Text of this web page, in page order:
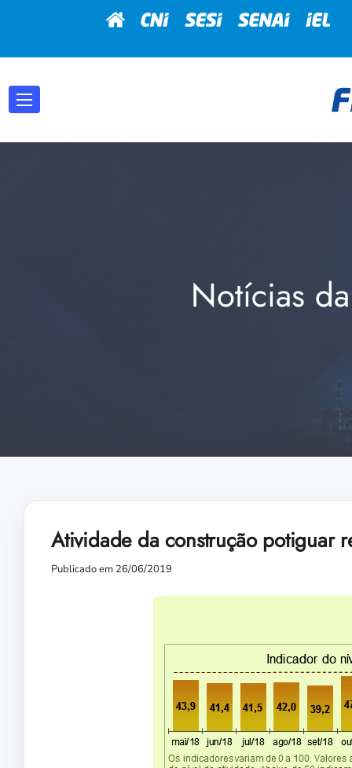
Notícias
Atividade da construção potiguar
Publicado em 26/06/2019